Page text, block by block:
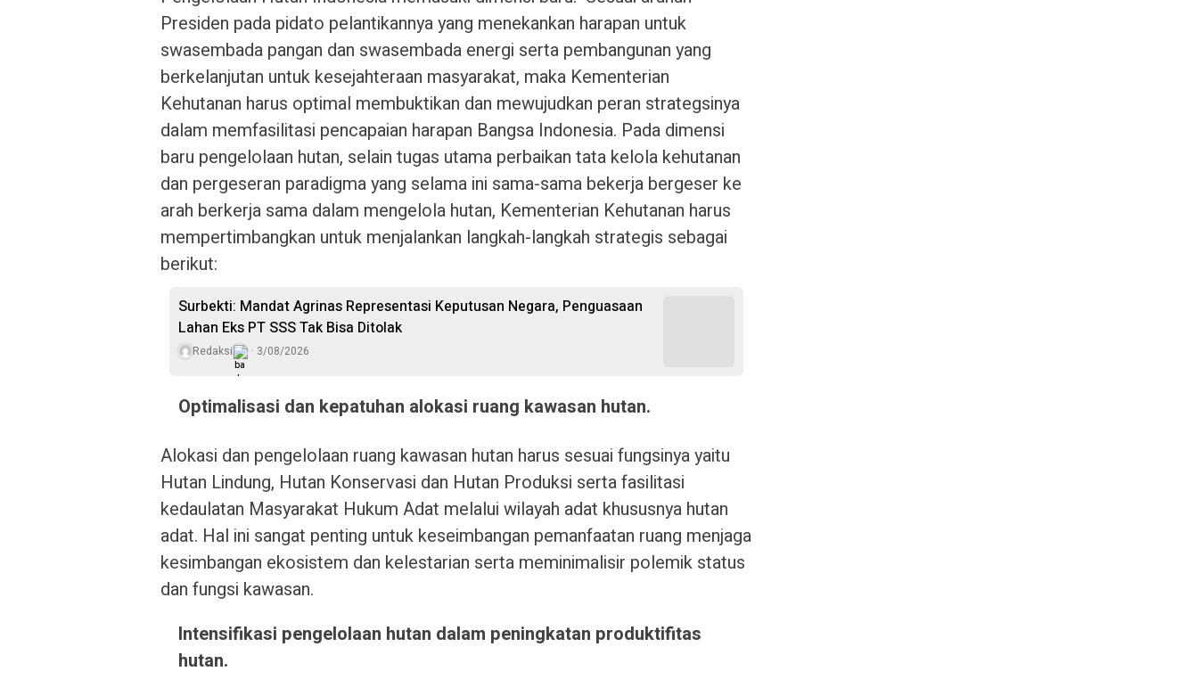
Presiden pada pidato pelantikannya yang menekankan harapan untuk
swasembada pangan dan swasembada energi serta pembangunan yang
berkelanjutan untuk kesejahteraan masyarakat, maka Kementerian
Kehutanan harus optimal membuktikan dan mewujudkan peran strategsinya
dalam memfasilitasi pencapaian harapan Bangsa Indonesia. Pada dimensi
baru pengelolaan hutan, selain tugas utama perbaikan tata kelola kehutanan
dan pergeseran paradigma yang selama ini sama-sama bekerja bergeser ke
arah berkerja sama dalam mengelola hutan, Kementerian Kehutanan harus
mempertimbangkan untuk menjalankan langkah-langkah strategis sebagai
berikut:
Surbekti: Mandat Agrinas Representasi Keputusan Negara, Penguasaan
Lahan Eks PT SSS Tak Bisa Ditolak
Redaksi 3/08/2026
Optimalisasi dan kepatuhan alokasi ruang kawasan hutan.
Alokasi dan pengelolaan ruang kawasan hutan harus sesuai fungsinya yaitu
Hutan Lindung, Hutan Konservasi dan Hutan Produksi serta fasilitasi
kedaulatan Masyarakat Hukum Adat melalui wilayah adat khususnya hutan
adat. Hal ini sangat penting untuk keseimbangan pemanfaatan ruang menjaga
kesimbangan ekosistem dan kelestarian serta meminimalisir polemik status
dan fungsi kawasan.
Intensifikasi pengelolaan hutan dalam peningkatan produktifitas
hutan.